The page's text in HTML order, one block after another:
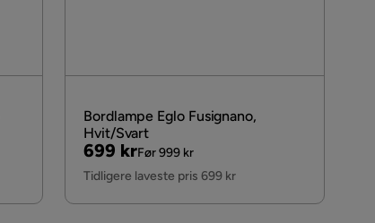
Bordlampe Eglo Fusignano,
Hvit/Svart
Pris
699 kr
Original
Pris
Før 999 kr
Tidligere laveste pris 699 kr